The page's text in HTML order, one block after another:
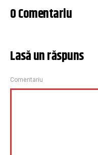
0 Comentariu
Lasă un răspuns
Comentariu